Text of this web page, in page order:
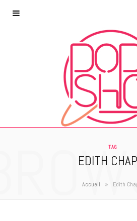
TAG
EDITH
Accueil » Edith